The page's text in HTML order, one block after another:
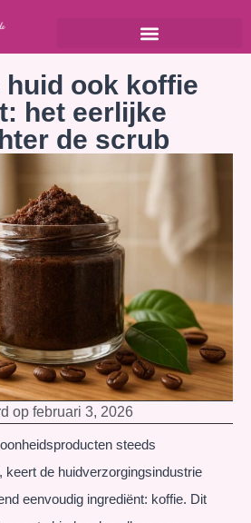
huid ook koffie
het eerlijke
de scrub
op februari 3, 2026
steeds
keert de huidverzorgingsindustrie
eenvoudig ingrediënt: koffie. Dit